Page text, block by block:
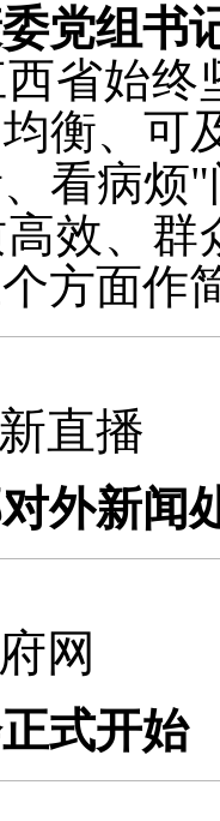
党组书
省始终
衡、可
看病烦
效、群
方面作
直播
外新闻
网
式开始